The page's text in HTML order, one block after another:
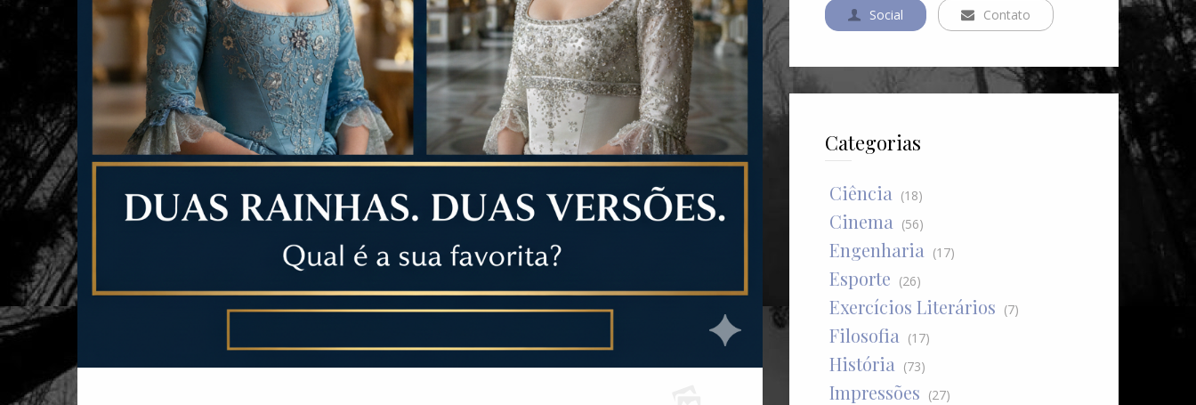
Social Contato
Categorias
Ciência (18)
Cinema (56)
Engenharia (17)
Esporte (26)
Exercícios Literários (7)
Filosofia (17)
História (73)
Impressões (27)